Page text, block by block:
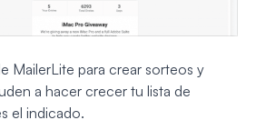
MailerLite para crear sorteos y
a hacer crecer tu lista de
el indicado.